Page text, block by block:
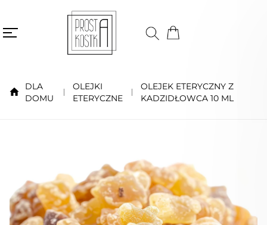
DLA
DOMU
OLEJKI
ETERYCZNE
OLEJEK ETERYCZNY Z
KADZIDŁOWCA 10 ML